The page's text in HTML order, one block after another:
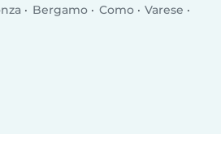
Bergamo Como
Varese